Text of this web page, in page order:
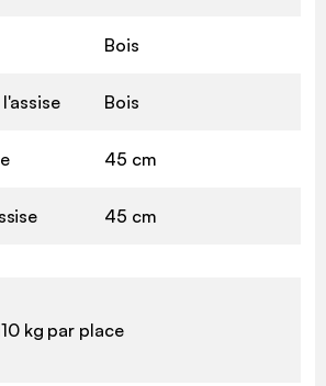
Bois
Bois
45 cm
45 cm
kg par place